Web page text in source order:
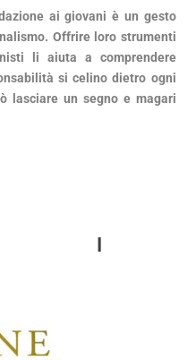
ai giovani è un gesto
Offrire loro strumenti
li aiuta a comprendere
si celino dietro ogni
lasciare un segno e magari
I